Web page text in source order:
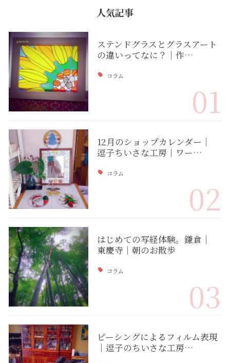
人気記事
ステンドグラスとグラスアート
の違いってなに？｜作…
コラム
01
12月のショップカレンダー｜
逗子ちいさな工房｜ワー…
コラム
02
はじめての写経体験。鎌倉｜
東慶寺｜朝のお散歩
コラム
03
ピーシングによるフィルム表現
｜逗子のちいさな工房…